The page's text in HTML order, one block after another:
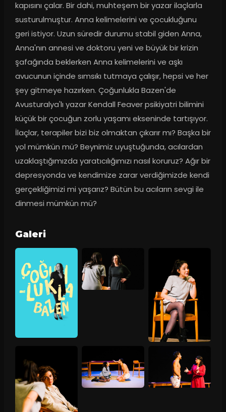
kapısını çalar. Bir dahi, muhteşem bir yazar ilaçlarla
susturulmuştur. Anna kelimelerini ve çocukluğunu
geri istiyor. Uzun süredir durumu stabil giden Anna,
Anna'nın annesi ve doktoru yeni ve büyük bir krizin
şafağında beklerken Anna kelimelerini ve aşkı
avucunun içinde sımsıkı tutmaya çalışır, hepsi ve her
şey gitmeye hazırken. Çoğunlukla Bazen'de
Avusturalya'lı yazar Kendall Feaver psikiyatri bilimini
küçük bir çocuğun zorlu yaşamı ekseninde tartışıyor.
İlaçlar, terapiler bizi biz olmaktan çıkarır mı? Başka bir
yol mümkün mü? Beynimiz uyuştuğunda, acılardan
uzaklaştığımızda yaratıcılığımızı nasıl koruruz? Ağır bir
depresyonda ve kendimize zarar verdiğimizde kendi
gerçekliğimizi mi yaşarız? Bütün bu acıların sevgi ile
dinmesi mümkün mü?
Galeri